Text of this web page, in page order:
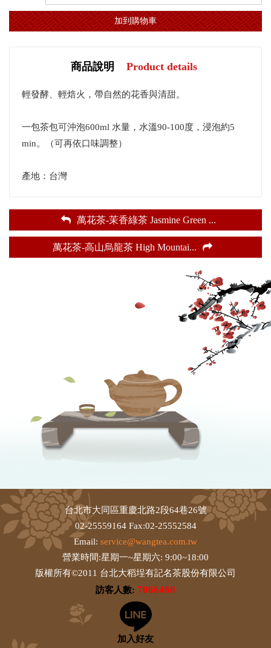
商品說明 Product details
輕發酵、輕焙火，帶自然的花香與清甜。
一包茶包可沖泡600ml 水量，水溫90-100度，浸泡約5
min。（可再依口味調整）
產地：台灣
萬花茶-茉香綠茶 Jasmine Green ...
萬花茶-高山烏龍茶 High Mountai...
台北市大同區重慶北路2段64巷26號
02-25559164 Fax:02-25552584
Email: service@wangtea.com.tw
營業時間:星期一~星期六: 9:00~18:00
版權所有©2011 台北大稻埕有記名茶股份有限公司
訪客人數: 7066460
加入好友